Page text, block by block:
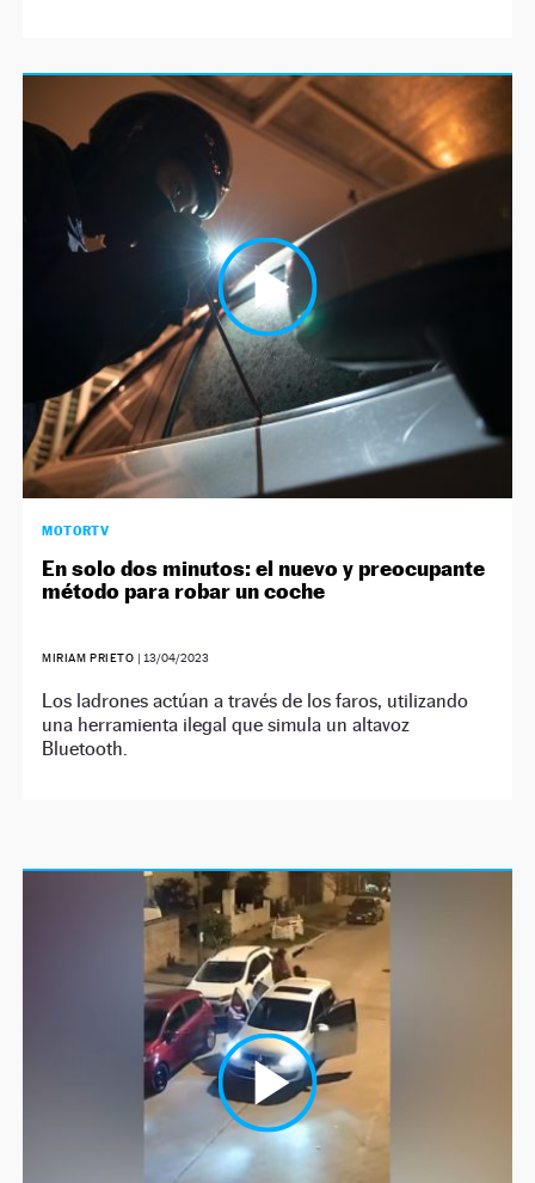
MOTORTV
En solo dos minutos: el nuevo y preocupante
método para robar un coche
MIRIAM PRIETO | 13/04/2023
Los ladrones actúan a través de los faros, utilizando
una herramienta ilegal que simula un altavoz
Bluetooth.